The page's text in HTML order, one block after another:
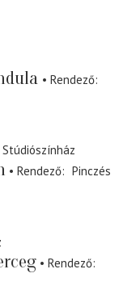
Rendező
Rendező
Pinczés
Rendező